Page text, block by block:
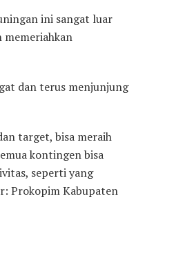
ini sangat luar
memeriahkan
dan terus menjunjung
target, bisa meraih
kontingen bisa
seperti yang
Prokopim Kabupaten